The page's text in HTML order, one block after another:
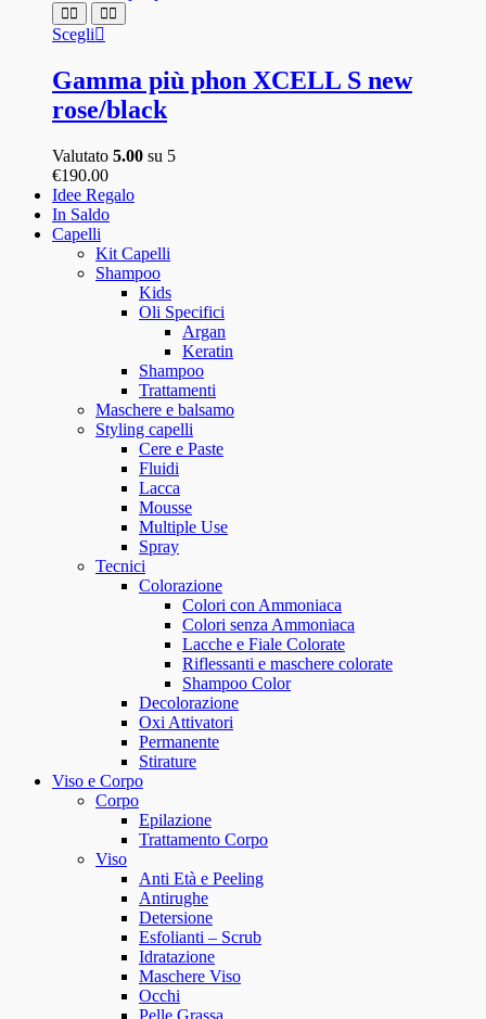
originale
era:
Scegli
più
varianti.
opzioni
possono
essere
scelte
nella
pagina
del
prodotto
Gamma più phon XCELL S new
rose/black
Valutato 5.00 su 5
€190.00
Idee Regalo
In Saldo
Capelli
Kit Capelli
Shampoo
Kids
Oli Specifici
Argan
Keratin
Shampoo
Trattamenti
Maschere e balsamo
Styling capelli
Cere e Paste
Fluidi
Lacca
Mousse
Multiple Use
Spray
Tecnici
Colorazione
Colori con Ammoniaca
Colori senza Ammoniaca
Lacche e Fiale Colorate
Riflessanti e maschere colorate
Shampoo Color
Decolorazione
Oxi Attivatori
Permanente
Stirature
Viso e Corpo
Corpo
Epilazione
Trattamento Corpo
Viso
Anti Età e Peeling
Antirughe
Detersione
Esfolianti – Scrub
Idratazione
Maschere Viso
Occhi
Pelle Grassa